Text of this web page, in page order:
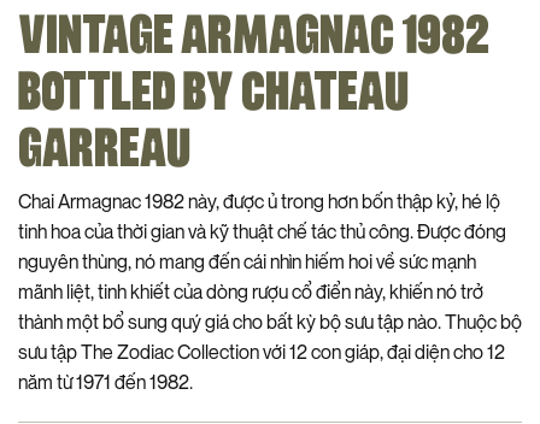
VINTAGE ARMAGNAC 1982
BOTTLED BY CHATEAU
GARREAU
Chai Armagnac 1982 này, được ủ trong hơn bốn thập kỷ, hé lộ
tinh hoa của thời gian và kỹ thuật chế tác thủ công. Được đóng
nguyên thùng, nó mang đến cái nhìn hiếm hoi về sức mạnh
mãnh liệt, tinh khiết của dòng rượu cổ điển này, khiến nó trở
thành một bổ sung quý giá cho bất kỳ bộ sưu tập nào. Thuộc bộ
sưu tập The Zodiac Collection với 12 con giáp, đại diện cho 12
năm từ 1971 đến 1982.